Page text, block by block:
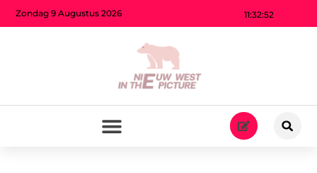
11:32:53
Zondag 9 Augustus 2026